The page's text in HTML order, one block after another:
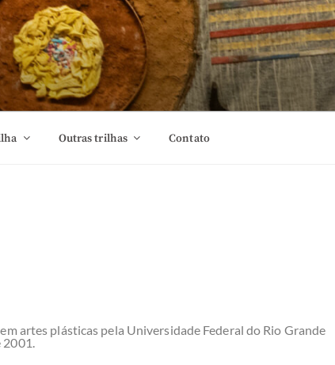
Outras trilhas Contato
artes plásticas pela Universidade Federal do Rio Grande